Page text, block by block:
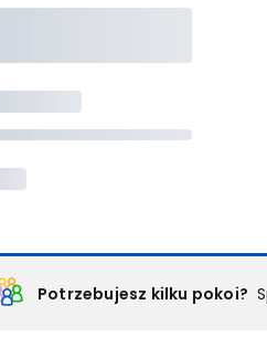
Potrzebujesz kilku pokoi?